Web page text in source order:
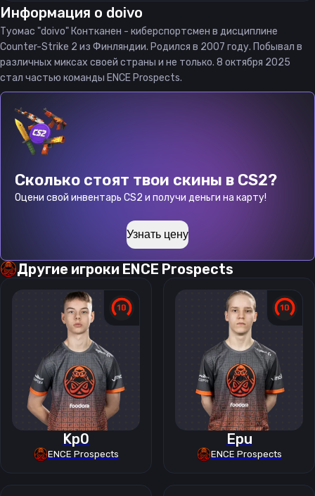
Информация о doivo
Туомас "doivo" Контканен - киберспортсмен в дисциплине
Counter-Strike 2 из Финляндии. Родился в 2007 году. Побывал в
различных миксах своей страны и не только. 8 октября 2025
стал частью команды ENCE Prospects.
Сколько стоят твои скины в CS2?
Оцени свой инвентарь CS2 и получи деньги на карту!
Узнать цену
Другие игроки ENCE Prospects
Kp0
ENCE Prospects
Epu
ENCE Prospects